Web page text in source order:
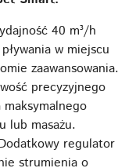
40 m³/h
w miejscu
zaawansowania.
precyzyjnego
lub masażu.
regulator
strumienia o